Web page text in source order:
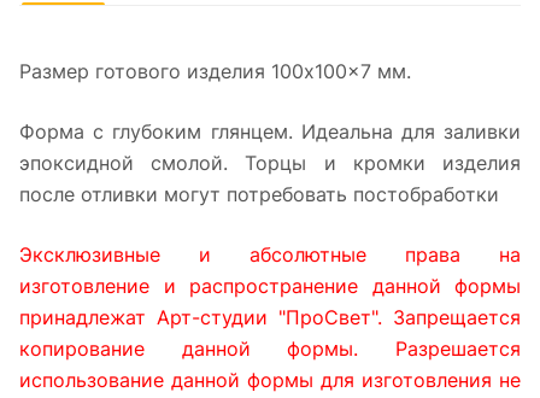
Размер готового изделия 100x100x7 мм.
Форма с глубоким глянцем. Идеальна для заливки
эпоксидной смолой. Торцы и кромки изделия
после отливки могут потребовать постобработки
Эксклюзивные и абсолютные права на
изготовление и распространение данной формы
принадлежат Арт-студии "ПроСвет". Запрещается
копирование данной формы. Разрешается
использование данной формы для изготовления не